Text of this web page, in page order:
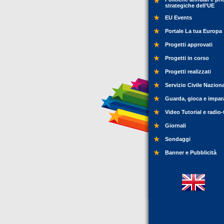
strategiche dell’UE
EU Events
Portale La tua Europa
Progetti approvati
Progetti in corso
Progetti realizzati
Servizio Civile
Guarda, gioca e
Video Tutorial e
Giornali
Sondaggi
Banner e Pubblicità